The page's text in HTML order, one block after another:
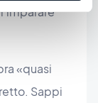
imparare
«quasi
Sappi